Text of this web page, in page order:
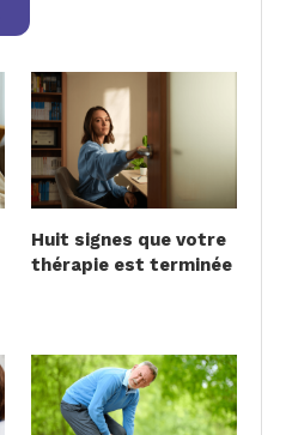
Huit signes que votre
thérapie est terminée